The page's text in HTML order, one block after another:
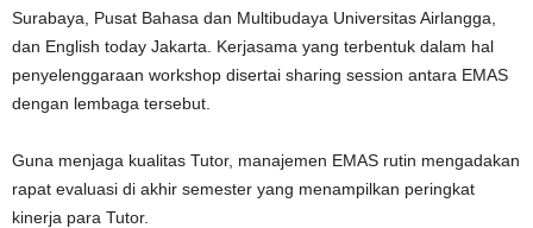
Surabaya, Pusat Bahasa dan Multibudaya Universitas Airlangga,
dan English today Jakarta. Kerjasama yang terbentuk dalam hal
penyelenggaraan workshop disertai sharing session antara EMAS
dengan lembaga tersebut.
Guna menjaga kualitas Tutor, manajemen EMAS rutin mengadakan
rapat evaluasi di akhir semester yang menampilkan peringkat
kinerja para Tutor.